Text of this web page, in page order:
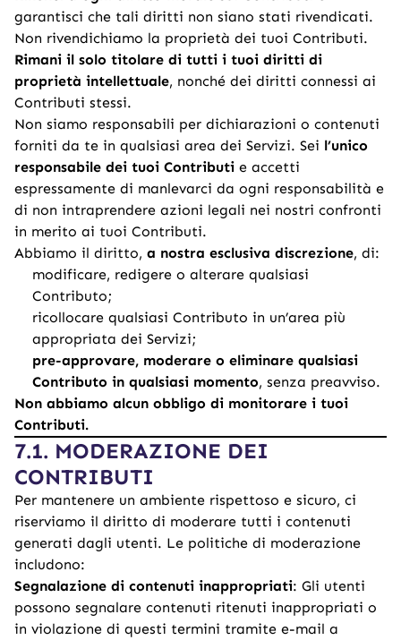
garantisci che tali diritti non siano stati rivendicati.
Non rivendichiamo la proprietà dei tuoi Contributi.
Rimani il solo titolare di tutti i tuoi diritti di
proprietà intellettuale, nonché dei diritti connessi ai
Contributi stessi.
Non siamo responsabili per dichiarazioni o contenuti
forniti da te in qualsiasi area dei Servizi. Sei l’unico
responsabile dei tuoi Contributi e accetti
espressamente di manlevarci da ogni responsabilità e
di non intraprendere azioni legali nei nostri confronti
in merito ai tuoi Contributi.
Abbiamo il diritto, a nostra esclusiva discrezione, di:
modificare, redigere o alterare qualsiasi
Contributo;
ricollocare qualsiasi Contributo in un’area più
appropriata dei Servizi;
pre-approvare, moderare o eliminare qualsiasi
Contributo in qualsiasi momento, senza preavviso.
Non abbiamo alcun obbligo di monitorare i tuoi
Contributi.
7.1. MODERAZIONE DEI
CONTRIBUTI
Per mantenere un ambiente rispettoso e sicuro, ci
riserviamo il diritto di moderare tutti i contenuti
generati dagli utenti. Le politiche di moderazione
includono:
Segnalazione di contenuti inappropriati: Gli utenti
possono segnalare contenuti ritenuti inappropriati o
in violazione di questi termini tramite e-mail a